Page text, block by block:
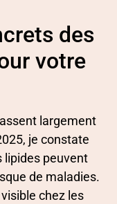
des
votre
largement
je constate
lipides peuvent
de maladies.
chez les